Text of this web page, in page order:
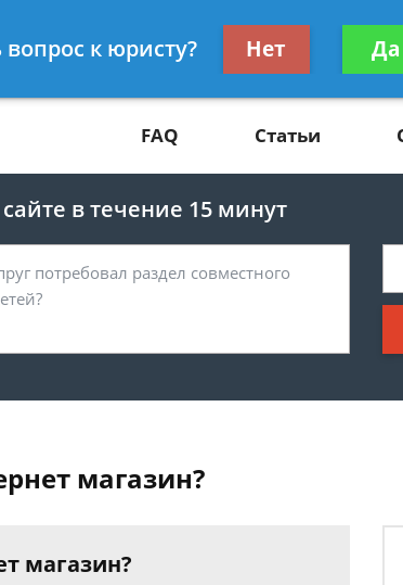
Получите
FAQ Статьи
в течение 15 минут
магазин?
магазин?
вопрос к юристу? Нет Да